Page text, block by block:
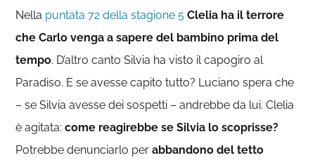
Nella puntata 72 della stagione 5 Clelia ha il terrore
che Carlo venga a sapere del bambino prima del
tempo. D’altro canto Silvia ha visto il capogiro al
Paradiso. E se avesse capito tutto? Luciano spera che
– se Silvia avesse dei sospetti – andrebbe da lui. Clelia
è agitata:come reagirebbe se Silvia lo scoprisse?
Potrebbe denunciarlo perabbandono del tetto